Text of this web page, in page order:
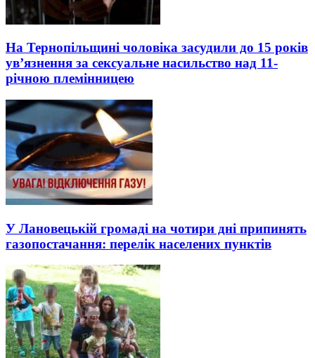
На Тернопільщині чоловіка засудили до 15 років
ув’язнення за сексуальне насильство над 11-
річною племінницею
У Лановецькій громаді на чотири дні припинять
газопостачання: перелік населених пунктів